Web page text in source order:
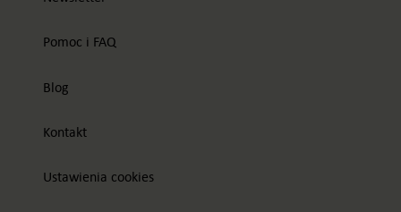
Pomoc i FAQ
Blog
Kontakt
Ustawienia cookies